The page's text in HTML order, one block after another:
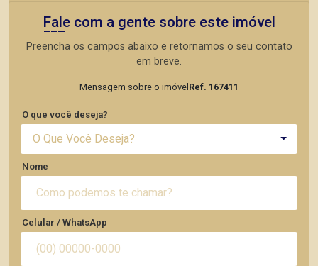
Fale com a gente sobre este imóvel
Preencha os campos abaixo e retornamos o seu contato
em breve.
Mensagem sobre o imóvel Ref. 167411
O que você deseja?
O Que Você Deseja?
Nome
Celular / WhatsApp